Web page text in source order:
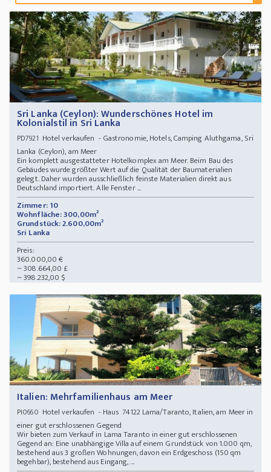
Sri Lanka (Ceylon): Wunderschönes Hotel im
Kolonialstil in Sri Lanka
PD7921 Hotel verkaufen - Gastronomie, Hotels, Camping Aluthgama, Sri
Lanka (Ceylon), am Meer
Ein komplett ausgestatteter Hotelkomplex am Meer. Beim Bau des
Gebäudes wurde größter Wert auf die Qualität der Baumaterialien
gelegt. Daher wurden ausschließlich feinste Materialien direkt aus
Deutschland importiert. Alle Fenster ...
Zimmer: 10
Wohnfläche: 300,00m²
Grundstück: 2.600,00m²
Sri Lanka
Preis:
360.000,00 €
~ 308.664,00 £
~ 398.232,00 $
Italien: Mehrfamilienhaus am Meer
PI0660 Hotel verkaufen - Haus 74122 Lama/Taranto, Italien, am Meer in
einer gut erschlossenen Gegend
Wir bieten zum Verkauf in Lama Taranto in einer gut erschlossenen
Gegend an: Eine unabhängige Villa auf einem Grundstück von 1.000 qm,
bestehend aus 3 großen Wohnungen, davon ein Erdgeschoss (150 qm
begehbar), bestehend aus Eingang, ...